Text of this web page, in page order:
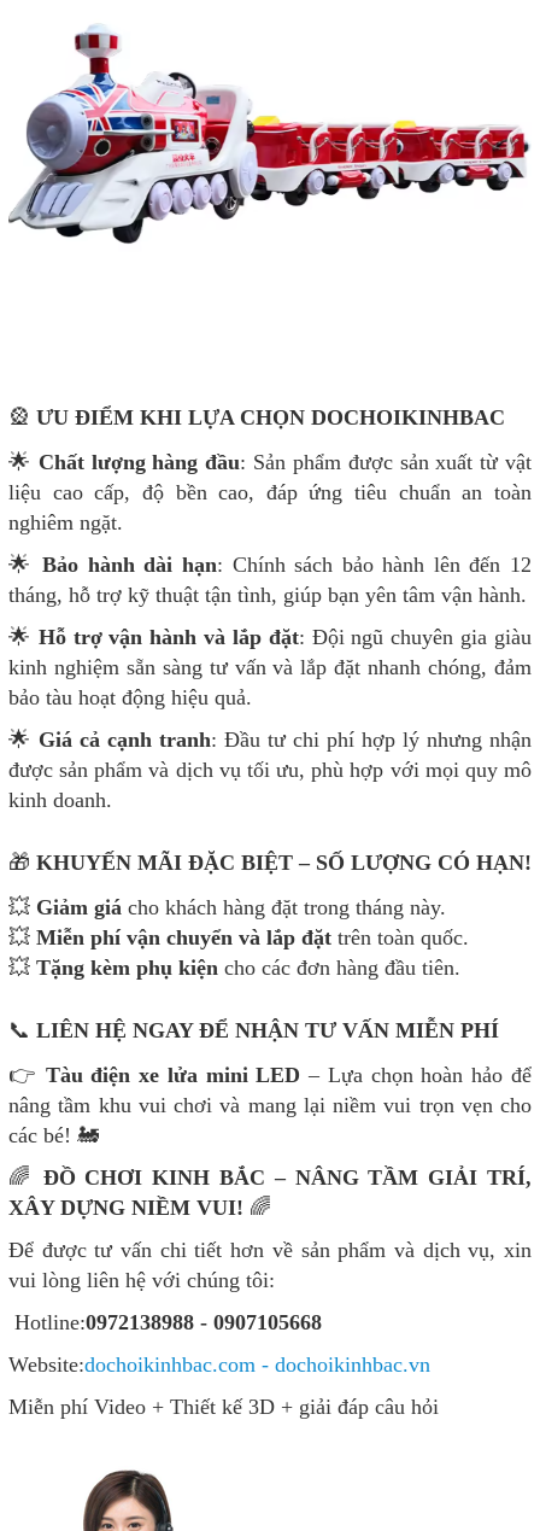
🎡 ƯU ĐIỂM KHI LỰA CHỌN DOCHOIKINHBAC
🌟 Chất lượng hàng đầu: Sản phẩm được sản xuất từ vật
liệu cao cấp, độ bền cao, đáp ứng tiêu chuẩn an toàn
nghiêm ngặt.
🌟Bảo hành dài hạn: Chính sách bảo hành lên đến 12
tháng, hỗ trợ kỹ thuật tận tình, giúp bạn yên tâm vận hành.
🌟 Hỗ trợ vận hành và lắp đặt: Đội ngũ chuyên gia giàu
kinh nghiệm sẵn sàng tư vấn và lắp đặt nhanh chóng, đảm
bảo tàu hoạt động hiệu quả.
🌟 Giá cả cạnh tranh: Đầu tư chi phí hợp lý nhưng nhận
được sản phẩm và dịch vụ tối ưu, phù hợp với mọi quy mô
kinh doanh.
🎁 KHUYẾN MÃI ĐẶC BIỆT – SỐ LƯỢNG CÓ HẠN!
💥 Giảm giá cho khách hàng đặt trong tháng này.
💥 Miễn phí vận chuyển và lắp đặt trên toàn quốc.
💥 Tặng kèm phụ kiện cho các đơn hàng đầu tiên.
📞 LIÊN HỆ NGAY ĐỂ NHẬN TƯ VẤN MIỄN PHÍ
👉 Tàu điện xe lửa mini LED– Lựa chọn hoàn hảo để
nâng tầm khu vui chơi và mang lại niềm vui trọn vẹn cho
các bé! 🚂
🌈 ĐỒ CHƠI KINH BẮC – NÂNG TẦM GIẢI TRÍ,
XÂY DỰNG NIỀM VUI! 🌈
Để được tư vấn chi tiết hơn về sản phẩm và dịch vụ, xin
vui lòng liên hệ với chúng tôi:
Hotline:0972138988 - 0907105668
Website:dochoikinhbac.com - dochoikinhbac.vn
Miễn phí Video + Thiết kế 3D + giải đáp câu hỏi